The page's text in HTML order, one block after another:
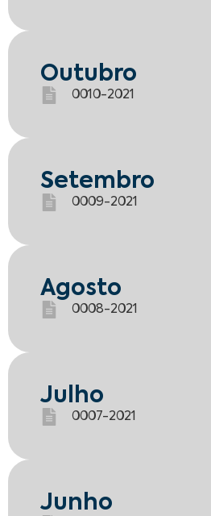
Outubro
0010-2021
Setembro
0009-2021
Agosto
0008-2021
Julho
0007-2021
Junho